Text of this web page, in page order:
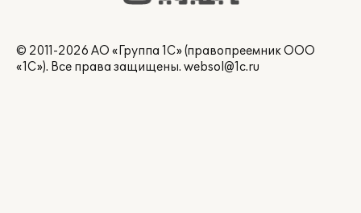
© 2011-2026 АО «Группа 1С» (правопреемник ООО
«1С»). Все права защищены. websol@1c.ru